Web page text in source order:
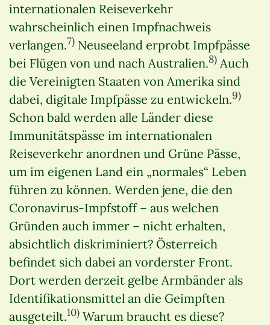
internationalen Reiseverkehr
wahrscheinlich einen Impfnachweis
verlangen.7) Neuseeland erprobt Impfpässe
bei Flügen von und nach Australien.8) Auch
die Vereinigten Staaten von Amerika sind
dabei, digitale Impfpässe zu entwickeln.9)
Schon bald werden alle Länder diese
Immunitätspässe im internationalen
Reiseverkehr anordnen und Grüne Pässe,
um im eigenen Land ein „normales“ Leben
führen zu können. Werden jene, die den
Coronavirus-Impfstoff – aus welchen
Gründen auch immer – nicht erhalten,
absichtlich diskriminiert? Österreich
befindet sich dabei an vorderster Front.
Dort werden derzeit gelbe Armbänder als
Identifikationsmittel an die Geimpften
ausgeteilt.10) Warum braucht es diese?